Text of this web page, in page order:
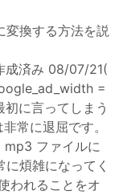
換する方法を説
済み 08/07/21(
=
に言ってしまう
常に退屈です。
mp3 ファイルに
煩雑になってく
われることをオ